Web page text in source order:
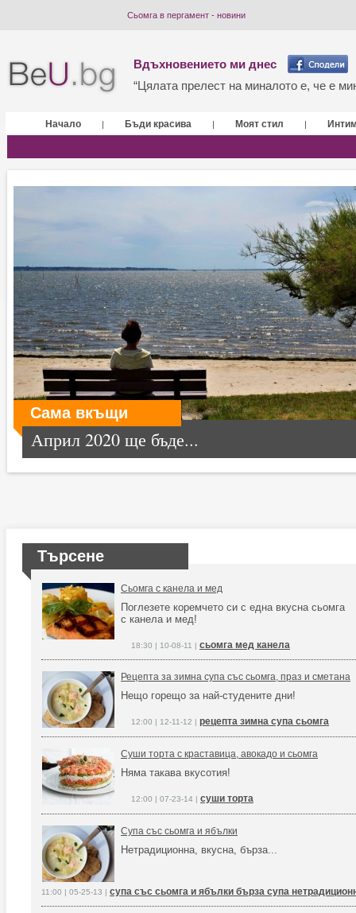
Сьомга в пергамент - новини
Вдъхновението ми днес
“Цялата прелест на миналото е, че е
Начало | Бъди красива | Моят стил |
Сама вкъщи
Април 2020 ще бъде...
Търсене
Сьомга с канела и мед
Поглезете коремчето си с една вкусна сьомга
с канела и мед!
18:30 | 10-08-11 | сьомга мед канела
Рецепта за зимна супа със сьомга, праз и сметана
Нещо горещо за най-студените дни!
12:00 | 12-11-12 | рецепта зимна супа сьомга
Суши торта с краставица, авокадо и сьомга
Няма такава вкусотия!
12:00 | 07-23-14 | суши торта
Супа със сьомга и ябълки
Нетрадиционна, вкусна, бърза...
11:00 | 05-25-13 | супа със сьомга и ябълки бърза супа